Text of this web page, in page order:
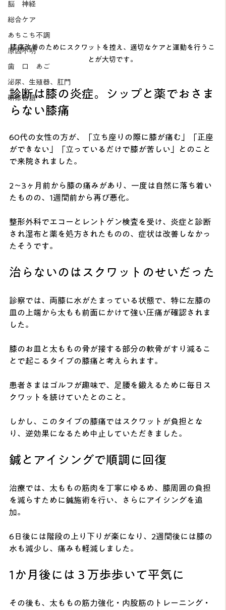
脳 神経
総合ケア
あちこち不調
原因不明
歯 口 あご
泌尿、生殖器、肛門
研修物語
膝痛改善のためにスクワットを控え、適切なケアと運動を行うこ
とが大切です。
診断は膝の炎症。シップと薬でおさま
らない膝痛
60代の女性の方が、「立ち座りの際に膝が痛む」「正座
ができない」「立っているだけで膝が苦しい」とのこと
で来院されました。
2〜3ヶ月前から膝の痛みがあり、一度は自然に落ち着い
たものの、1週間前から再び悪化。
整形外科でエコーとレントゲン検査を受け、炎症と診断
され湿布と薬を処方されたものの、症状は改善しなかっ
たそうです。
治らないのはスクワットのせいだった
診察では、両膝に水がたまっている状態で、特に左膝の
皿の上端から太もも前面にかけて強い圧痛が確認されま
した。
膝のお皿と太ももの骨が接する部分の軟骨がすり減るこ
とで起こるタイプの膝痛と考えられます。
患者さまはゴルフが趣味で、足腰を鍛えるために毎日ス
クワットを続けていたとのこと。
しかし、このタイプの膝痛ではスクワットが負担とな
り、逆効果になるため中止していただきました。
鍼とアイシングで順調に回復
治療では、太ももの筋肉を丁寧にゆるめ、膝周囲の負担
を減らすために鍼施術を行い、さらにアイシングを追
加。
6日後には階段の上り下りが楽になり、2週間後には膝の
水も減少し、痛みも軽減しました。
1か月後には３万歩歩いて平気に
その後も、太ももの筋力強化・内股筋のトレーニング・